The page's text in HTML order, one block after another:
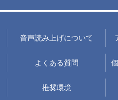
音声読み上げについて
よくある質問
推奨環境